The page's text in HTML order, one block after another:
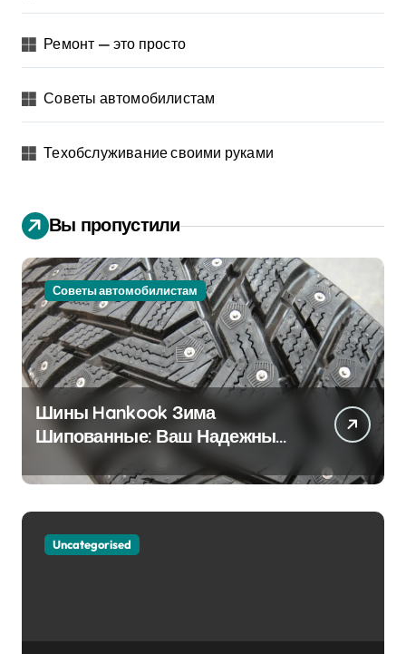
Ремонт — это просто
Советы автомобилистам
Техобслуживание своими руками
Вы пропустили
Советы автомобилистам
Шины Hankook Зима
Шипованные: Ваш Надежный
Партнёр на Снежных Дорогах
Uncategorised